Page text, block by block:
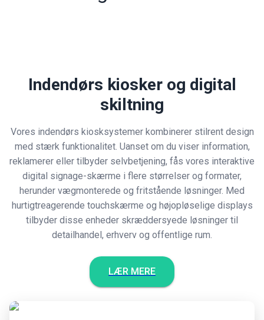
Indendørs kiosker og digital
skiltning
Vores indendørs kiosksystemer kombinerer stilrent design
med stærk funktionalitet. Uanset om du viser information,
reklamerer eller tilbyder selvbetjening, fås vores interaktive
digital signage-skærme i flere størrelser og formater,
herunder vægmonterede og fritstående løsninger. Med
hurtigtreagerende touchskærme og højopløselige displays
tilbyder disse enheder skræddersyede løsninger til
detailhandel, erhverv og offentlige rum.
LÆR MERE